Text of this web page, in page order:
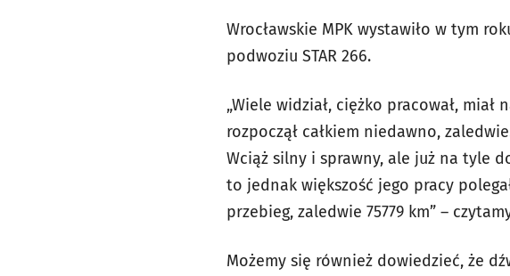
Wrocławskie MPK wystawiło w tym
podwoziu STAR 266.
„Wiele widział, ciężko pracował,
rozpoczął całkiem niedawno,
Wciąż silny i sprawny, ale już na tyle
to jednak większość jego pracy
przebieg, zaledwie 75779 km” –
Możemy się również dowiedzieć, że